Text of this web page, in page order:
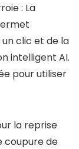
: La
clic et de la
intelligent AI.
pour utiliser
la reprise
coupure de